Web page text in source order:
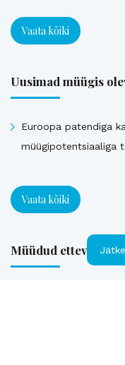
Vaata kõiki
Uusimad müügis
Euroopa patendiga
müügipotentsiaaliga
Vaata kõiki
Müüdud ettevõtted